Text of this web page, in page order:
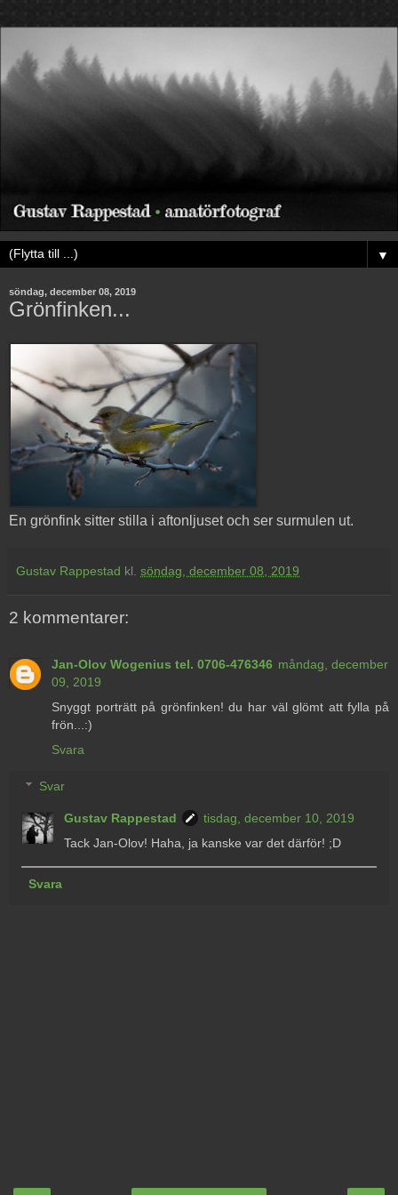
▼
söndag, december 08, 2019
Grönfinken...
En grönfink sitter stilla i aftonljuset och ser surmulen ut.
Gustav Rappestad kl. söndag, december 08, 2019
2 kommentarer:
Jan-Olov Wogenius tel. 0706-476346 måndag, december
09, 2019
Snyggt porträtt på grönfinken! du har väl glömt att fylla på
frön...:)
Svara
Svar
Gustav Rappestad
tisdag, december 10, 2019
Tack Jan-Olov! Haha, ja kanske var det därför! ;D
Svara